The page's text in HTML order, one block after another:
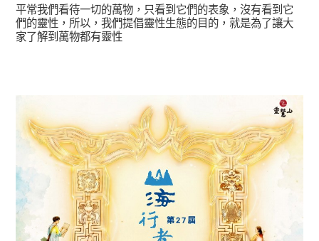
平常我們看待一切的萬物，只看到它們的表象，沒有看到它
們的靈性，所以，我們提倡靈性生態的目的，就是為了讓大
家了解到萬物都有靈性
最新消息